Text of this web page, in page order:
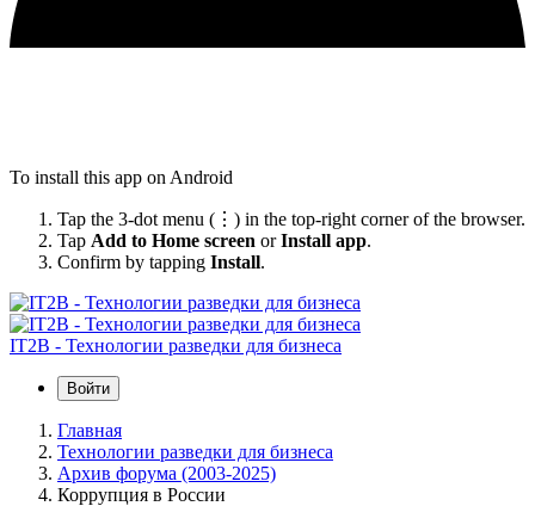
To install this app on Android
Tap the 3-dot menu (⋮) in the top-right corner of the browser.
Tap Add to Home screen orInstall app.
Confirm by tapping Install.
IT2B - Технологии разведки для бизнеса
Войти
Главная
Технологии разведки для бизнеса
Архив форума (2003-2025)
Коррупция в России